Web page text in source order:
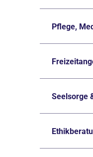
Pflege,
Seelsorge